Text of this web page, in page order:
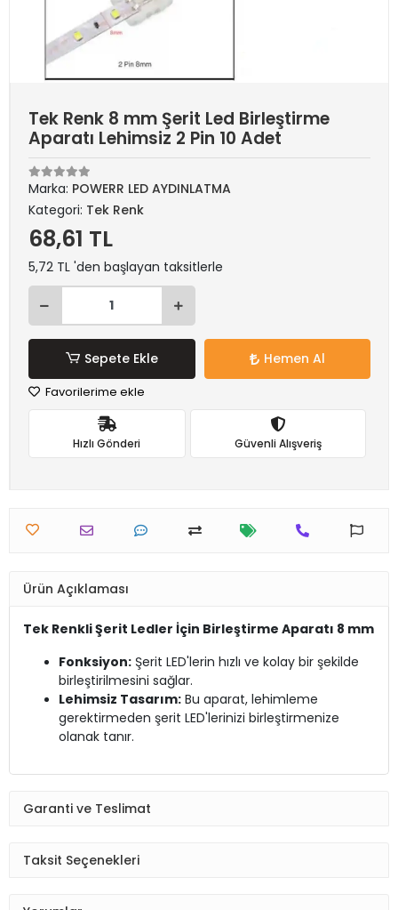
Tek Renk 8 mm Şerit Led Birleştirme
Aparatı Lehimsiz 2 Pin 10 Adet
Marka: POWERR LED AYDINLATMA
Kategori: Tek Renk
68,61 TL
5,72 TL 'den başlayan taksitlerle
Sepete Ekle Hemen Al
Favorilerime ekle
Hızlı Gönderi Güvenli Alışveriş
Ürün Açıklaması
Tek Renkli Şerit Ledler İçin Birleştirme Aparatı 8 mm
Fonksiyon: Şerit LED'lerin hızlı ve kolay bir şekilde
birleştirilmesini sağlar.
Lehimsiz Tasarım: Bu aparat, lehimleme
gerektirmeden şerit LED'lerinizi birleştirmenize
olanak tanır.
Garanti ve Teslimat
Taksit Seçenekleri